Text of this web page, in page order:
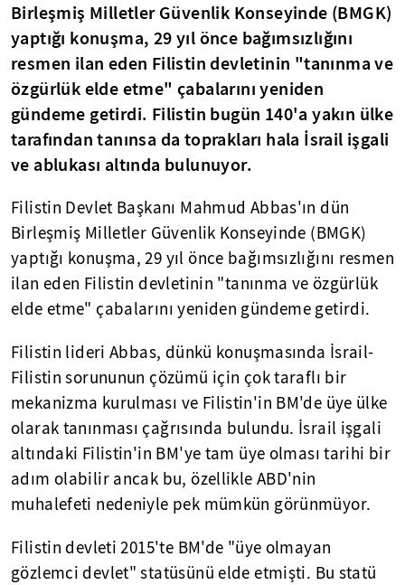
Birleşmiş Milletler Güvenlik Konseyinde (BMGK)
yaptığı konuşma, 29 yıl önce bağımsızlığını
resmen ilan eden Filistin devletinin "tanınma ve
özgürlük elde etme" çabalarını yeniden
gündeme getirdi. Filistin bugün 140'a yakın ülke
tarafından tanınsa da toprakları hala İsrail işgali
ve ablukası altında bulunuyor.
Filistin Devlet Başkanı Mahmud Abbas'ın dün
Birleşmiş Milletler Güvenlik Konseyinde (BMGK)
yaptığı konuşma, 29 yıl önce bağımsızlığını resmen
ilan eden Filistin devletinin "tanınma ve özgürlük
elde etme" çabalarını yeniden gündeme getirdi.
Filistin lideri Abbas, dünkü konuşmasında İsrail-
Filistin sorununun çözümü için çok taraflı bir
mekanizma kurulması ve Filistin'in BM'de üye ülke
olarak tanınması çağrısında bulundu. İsrail işgali
altındaki Filistin'in BM'ye tam üye olması tarihi bir
adım olabilir ancak bu, özellikle ABD'nin
muhalefeti nedeniyle pek mümkün görünmüyor.
Filistin devleti 2015'te BM'de "üye olmayan
gözlemci devlet" statüsünü elde etmişti. Bu statü